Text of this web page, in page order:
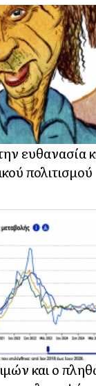
ευθανασία
πολιτισμού
και ο